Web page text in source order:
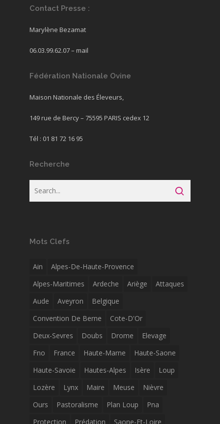
Contact Presse :
Marylène Bezamat
06.03.99.62.07 – mail
Fédération Nationale Ovine
Maison Nationale des Éleveurs,
149 rue de Bercy – 75595 PARIS cedex 12
Tél : 01 81 72 16 95
Recherche
Mots Clefs
Ain
Alpes-De-Haute-Provence
Alpes-Maritimes
Ardeche Ariège
Attaques
Aude
Aveyron
Belgique
Convention De Berne
Cote-D'Or
Deux-Sevres
Doubs Drome
Elevage
Fno
France Haute-Marne
Haute-Saone
Haute-Savoie
Hautes-Alpes Isère
Loup
Lozère
Lynx Maire Meuse
Nièvre
Ours
Pastoralisme Plan Loup
Pna
Protection
Prédation Saone-Et-Loire